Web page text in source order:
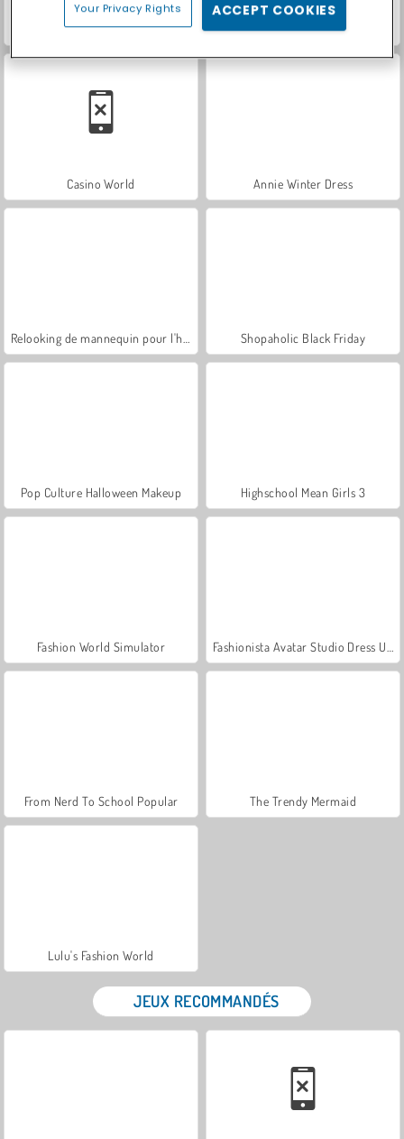
Royal Story Let's Fish!
Casino World Annie Winter Dress
Shopaholic Black Friday
Pop Culture Halloween Makeup Highschool Mean Girls 3
Fashion World Simulator
From Nerd To School Popular The Trendy Mermaid
Lulu's Fashion World
JEUX RECOMMANDÉS
Your Privacy Rights ACCEPT COOKIES